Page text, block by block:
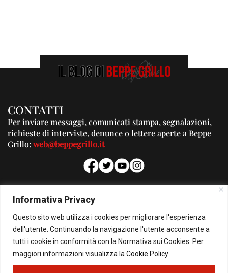
Informativa Privacy
Questo sito web utilizza i cookies per migliorare l'esperienza
dell'utente. Continuando la navigazione l'utente acconsente a
tutti i cookie in conformità con la Normativa sui Cookies. Per
maggiori informazioni visualizza la Cookie Policy
CONTATTI
Per inviare messaggi, comunicati stampa, segnalazioni,
richieste di interviste, denunce o lettere aperte a Beppe
Grillo:web@beppegrillo.it
PUBBLICITA'
Per la tua pubblicità su questo Blog:
pubblicita@beppegrillo.it